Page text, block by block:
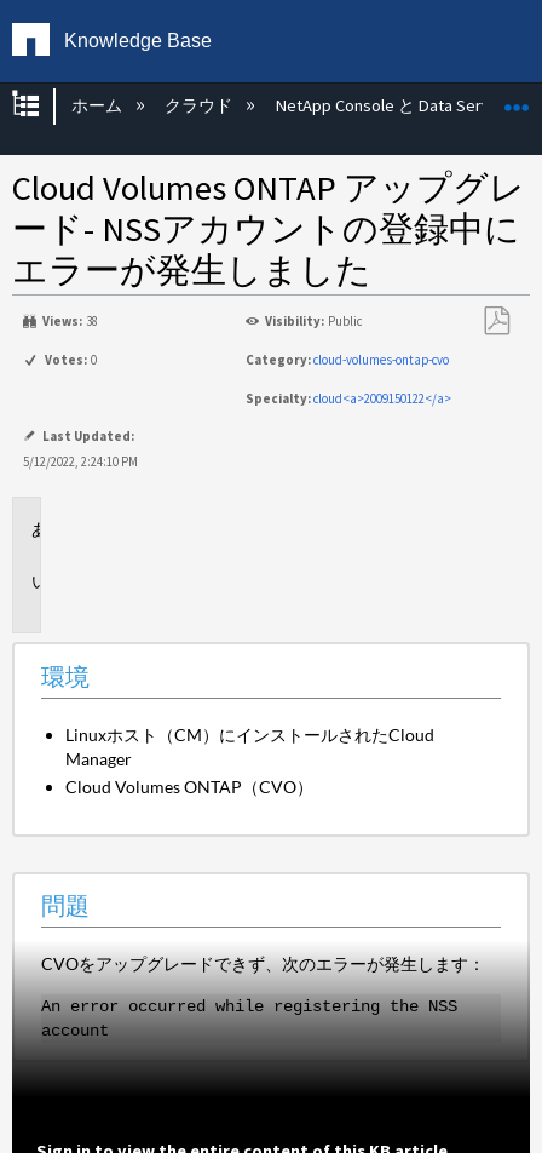
Knowledge Base
グローバル階層を展開/折りたたむ
ホーム クラウド NetApp Console と Data Services
Cloud Volumes ONTAP アップグレ
ード- NSSアカウントの登録中に
エラーが発生しました
Views: 38 Visibility: Public
Votes: 0 Category:cloud-volumes-ontap-cvo
Specialty:cloud<a>2009150122</a>
Last Updated:
5/12/2022, 2:24:10 PM
環境
Linuxホスト（CM）にインストールされたCloud
Manager
Cloud Volumes ONTAP（CVO）
問題
CVOをアップグレードできず、次のエラーが発生します：
An error occurred while registering the NSS
account